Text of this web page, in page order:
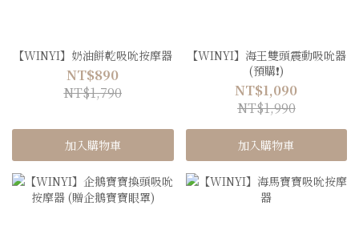
【WINYI】奶油餅乾吸吮按摩器
NT$890
NT$1,790
加入購物車
【WINYI】海王雙頭震動吸吮器
(預購❗️)
NT$1,090
NT$1,990
加入購物車